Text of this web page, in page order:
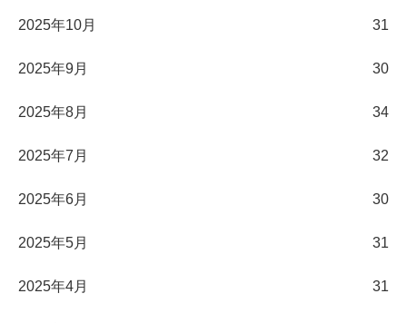
2025年10月 31
2025年9月 30
2025年8月 34
2025年7月 32
2025年6月 30
2025年5月 31
2025年4月 31